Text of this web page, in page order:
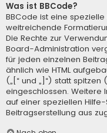
Was ist BBCode?
BBCode ist eine spezielle
weitreichende
Die Rechte zur
Board-Administration
für jeden einzelnen
ähnlich wie HTML
(„[“ und „]“) statt spitzen
eingeschlossen. Weitere
auf einer speziellen
Beitragserstellung aus